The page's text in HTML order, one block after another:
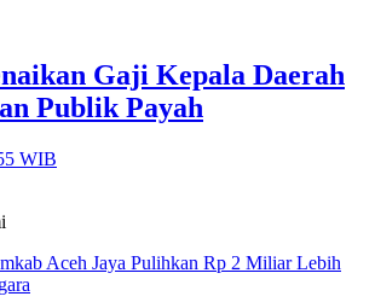
Gaji Kepala Daerah
Publik Payah
WIB
Aceh Jaya Pulihkan Rp 2 Miliar Lebih